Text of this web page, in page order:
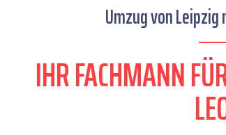
Umzug von
IHR FACHMANN